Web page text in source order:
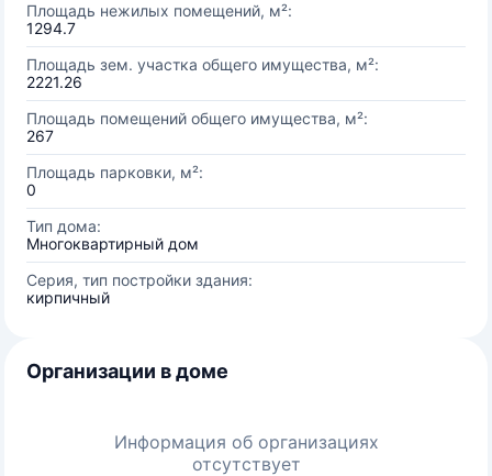
Площадь нежилых помещений, м²:
1294.7
Площадь зем. участка общего имущества, м²:
2221.26
Площадь помещений общего имущества, м²:
267
Площадь парковки, м²:
0
Тип дома:
Многоквартирный дом
Серия, тип постройки здания:
кирпичный
Организации в доме
Информация об организациях
отсутствует